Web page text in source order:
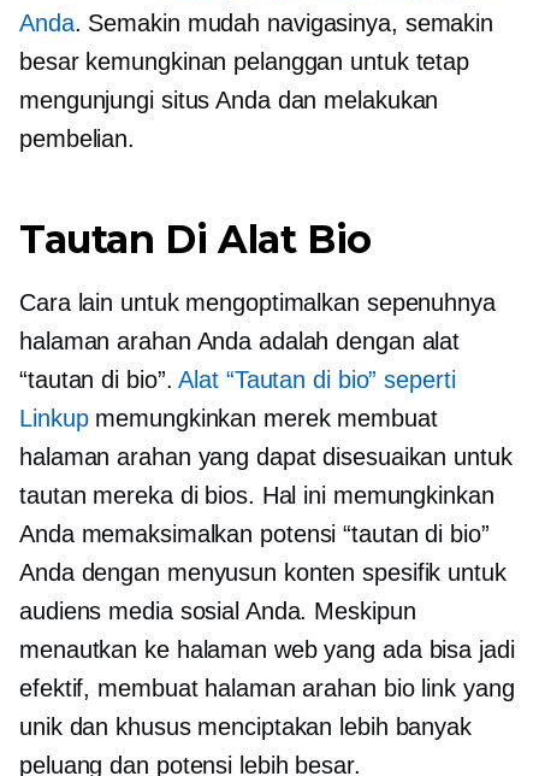
Anda. Semakin mudah navigasinya, semakin
besar kemungkinan pelanggan untuk tetap
mengunjungi situs Anda dan melakukan
pembelian.
Tautan Di Alat Bio
Cara lain untuk mengoptimalkan sepenuhnya
halaman arahan Anda adalah dengan alat
“tautan di bio”.Alat “Tautan di bio” seperti
Linkupmemungkinkan merek membuat
halaman arahan yang dapat disesuaikan untuk
tautan mereka di bios. Hal ini memungkinkan
Anda memaksimalkan potensi “tautan di bio”
Anda dengan menyusun konten spesifik untuk
audiens media sosial Anda. Meskipun
menautkan ke halaman web yang ada bisa jadi
efektif, membuat halaman arahan bio link yang
unik dan khusus menciptakan lebih banyak
peluang dan potensi lebih besar.